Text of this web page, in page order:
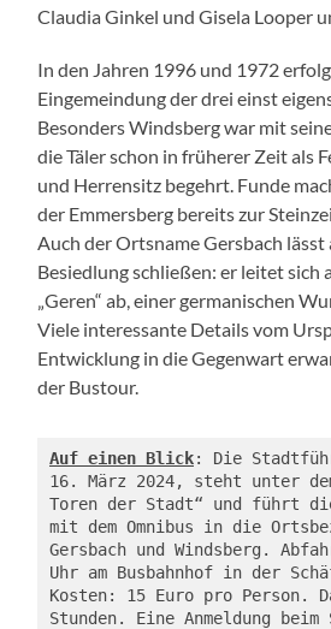
Claudia Ginkel und Gisela Looper
In den Jahren 1996 und 1972
Eingemeindung der drei einst
Besonders Windsberg war mit
die Täler schon in früherer Zeit als
und Herrensitz begehrt. Funde
der Emmersberg bereits zur
Auch der Ortsname Gersbach lässt
Besiedlung schließen: er leitet sich
„Geren“ ab, einer germanischen
Viele interessante Details vom
Entwicklung in die Gegenwart
der Bustour.
Auf einen Blick: Die
16. März 2024, steht unter
Toren der Stadt“ und führt
mit dem Omnibus in die
Gersbach und Windsberg.
Uhr am Busbahnhof in der
Kosten: 15 Euro pro Person.
Stunden. Eine Anmeldung